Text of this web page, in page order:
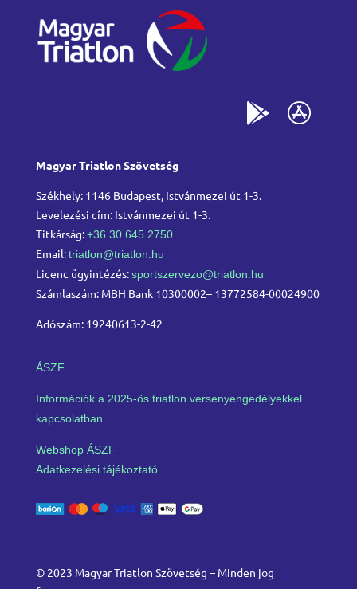
Magyar Triatlon Szövetség
Székhely: 1146 Budapest, Istvánmezei út 1-3.
Levelezési cím: Istvánmezei út 1-3.
Titkárság:+36 30 645 2750
Email:triatlon@triatlon.hu
Licenc ügyintézés:sportszervezo@triatlon.hu
Számlaszám: MBH Bank 10300002– 13772584-00024900
Adószám: 19240613-2-42
ÁSZF
Információk a 2025-ös triatlon versenyengedélyekkel
kapcsolatban
Webshop ÁSZF
Adatkezelési tájékoztató
© 2023 Magyar Triatlon Szövetség – Minden jog